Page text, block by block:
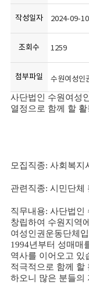
작성일자 2024-09-10
조회수 1259
첨부파일 수원여성인
사단법인 수원여성
열정으로 함께 할
모집직종: 사회복지
관련직종: 시민단체
직무내용: 사단법인
창립하여 수원지역
여성인권운동단체
1994년부터 성매매
역사를 이어오고 있
적극적으로 함께 할
하오니 많은 분들의